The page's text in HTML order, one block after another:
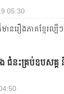
05:30
មានរឿងភាគខ្មែរ
ជំនះគ្រប់ឧបសគ្គ